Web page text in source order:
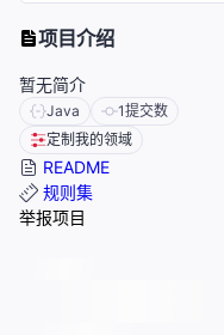
项目介绍
暂无简介
Java 1提交数
定制我的领域
README
规则集
举报项目